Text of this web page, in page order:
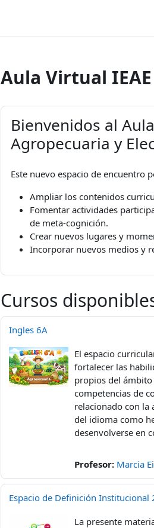
Aula Virtual IEAE
Bienvenidos al
Agropecuaria y
Este nuevo espacio de encuentro
Ampliar los contenidos
Fomentar actividades
de meta-cognición.
Crear nuevos lugares y
Incorporar nuevos medios y
Cursos
Ingles 6A
El espacio
fortalecer las
propios del
competencias de
relacionado con
del idioma como
desenvolverse en
Profesor: Marcia
Espacio de Definición Institucional
La presente